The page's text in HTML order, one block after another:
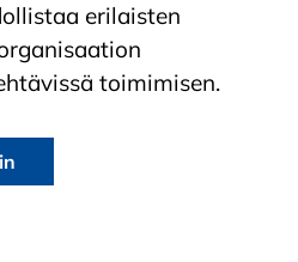
erilaisten
toimimisen.